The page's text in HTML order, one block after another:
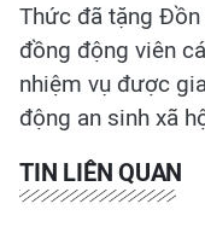
Thức đã tặng
đồng động viên
nhiệm vụ được
động an sinh xã
TIN LIÊN QUAN